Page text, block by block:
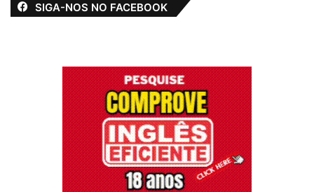
SIGA-NOS NO FACEBOOK